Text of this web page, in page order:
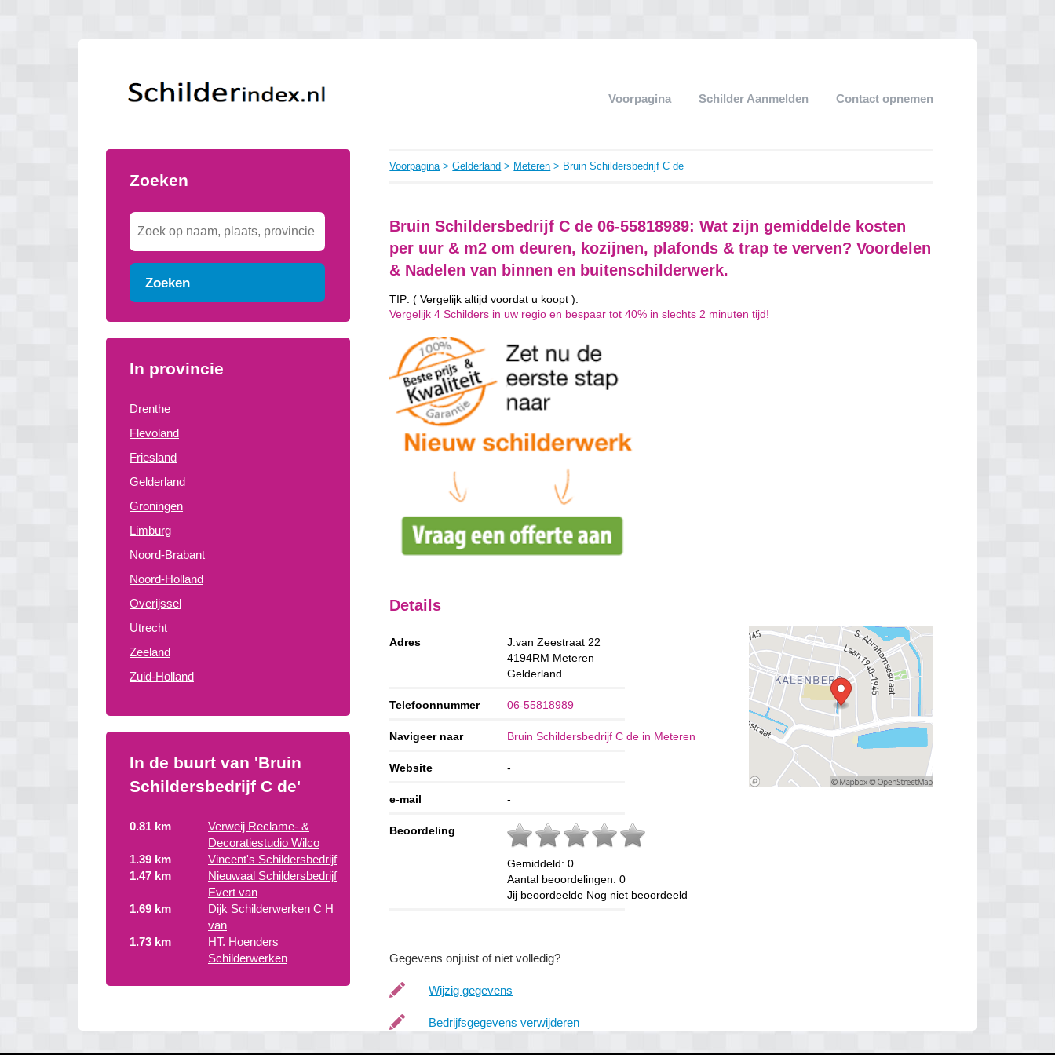
Voorpagina Schilder Aanmelden Contact opnemen
Zoeken
Zoeken
In provincie
Drenthe
Flevoland
Friesland
Gelderland
Groningen
Limburg
Noord-Brabant
Noord-Holland
Overijssel
Utrecht
Zeeland
Zuid-Holland
In de buurt van 'Bruin
Schildersbedrijf C de'
0.81 km
Verweij Reclame- &
Decoratiestudio Wilco
1.39 km
Vincent's Schildersbedrijf
1.47 km
Nieuwaal Schildersbedrijf
Evert van
1.69 km
Dijk Schilderwerken C H
van
1.73 km
HT. Hoenders
Schilderwerken
Voorpagina>Gelderland > Meteren > Bruin Schildersbedrijf C de
Bruin Schildersbedrijf C de 06-55818989: Wat zijn gemiddelde kosten
per uur & m2 om deuren, kozijnen, plafonds & trap te verven? Voordelen
& Nadelen van binnen en buitenschilderwerk.
TIP: ( Vergelijk altijd voordat u koopt ):
Vergelijk 4 Schilders in uw regio en bespaar tot 40% in slechts 2 minuten tijd!
Details
Adres
J.van Zeestraat 22
4194RM Meteren
Gelderland
Telefoonnummer 06-55818989
Navigeer naar Bruin Schildersbedrijf C de in Meteren
Website -
e-mail -
Beoordeling
Gemiddeld:0
Aantal beoordelingen:0
Jij beoordeelde Nog niet beoordeeld
Gegevens onjuist of niet volledig?
Wijzig gegevens
Bedrijfsgegevens verwijderen